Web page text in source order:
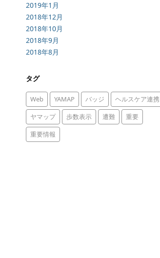
2019年1月
2018年12月
2018年10月
2018年9月
2018年8月
タグ
Web YAMAP バッジ
ヘルスケア連携
ヤマップ
歩数表示 遭難
重要
重要情報